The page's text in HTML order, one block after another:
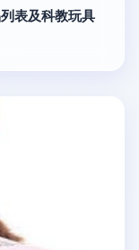
表及科教玩具